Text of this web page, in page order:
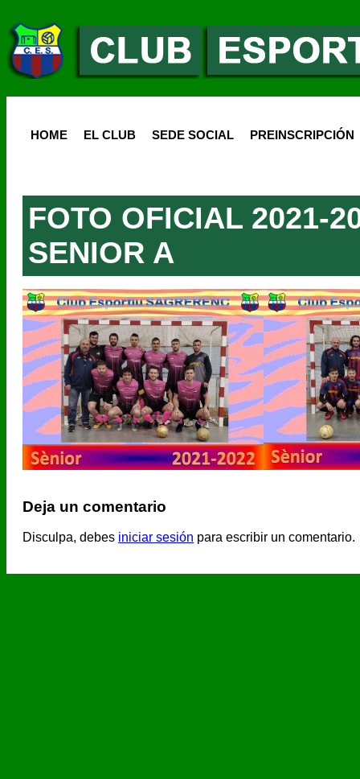
HOME EL CLUB SEDE SOCIAL PREINSCRIPCIÓN
FOTO OFICIAL 2021-
SENIOR A
Deja un comentario
Disculpa, debes iniciar sesión para escribir un comentario.